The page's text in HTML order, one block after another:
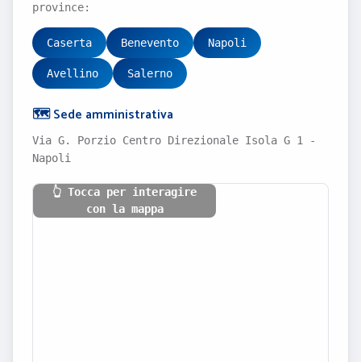
province:
Caserta Benevento Napoli
Avellino Salerno
🗺️ Sede amministrativa
Via G. Porzio Centro Direzionale Isola G 1 -
Napoli
👆 Tocca per interagire
con la mappa